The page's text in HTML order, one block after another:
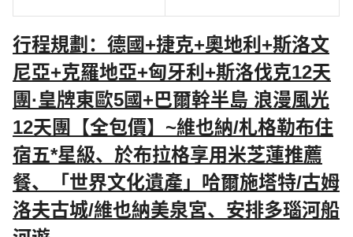
行程規劃：德國+捷克+奧地利+斯洛文
尼亞+克羅地亞+匈牙利+斯洛伐克12天
團·皇牌東歐5國+巴爾幹半島 浪漫風光
12天團【全包價】~維也納/札格勒布住
宿五*星級、於布拉格享用米芝蓮推薦
餐、「世界文化遺產」哈爾施塔特/古姆
洛夫古城/維也納美泉宮、安排多瑙河船